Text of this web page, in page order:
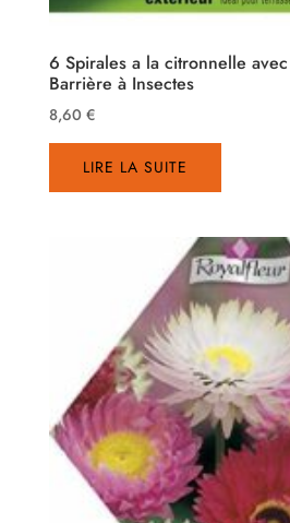
6 Spirales a la citronnelle
Barrière à Insectes
8,60 €
LIRE LA SUITE